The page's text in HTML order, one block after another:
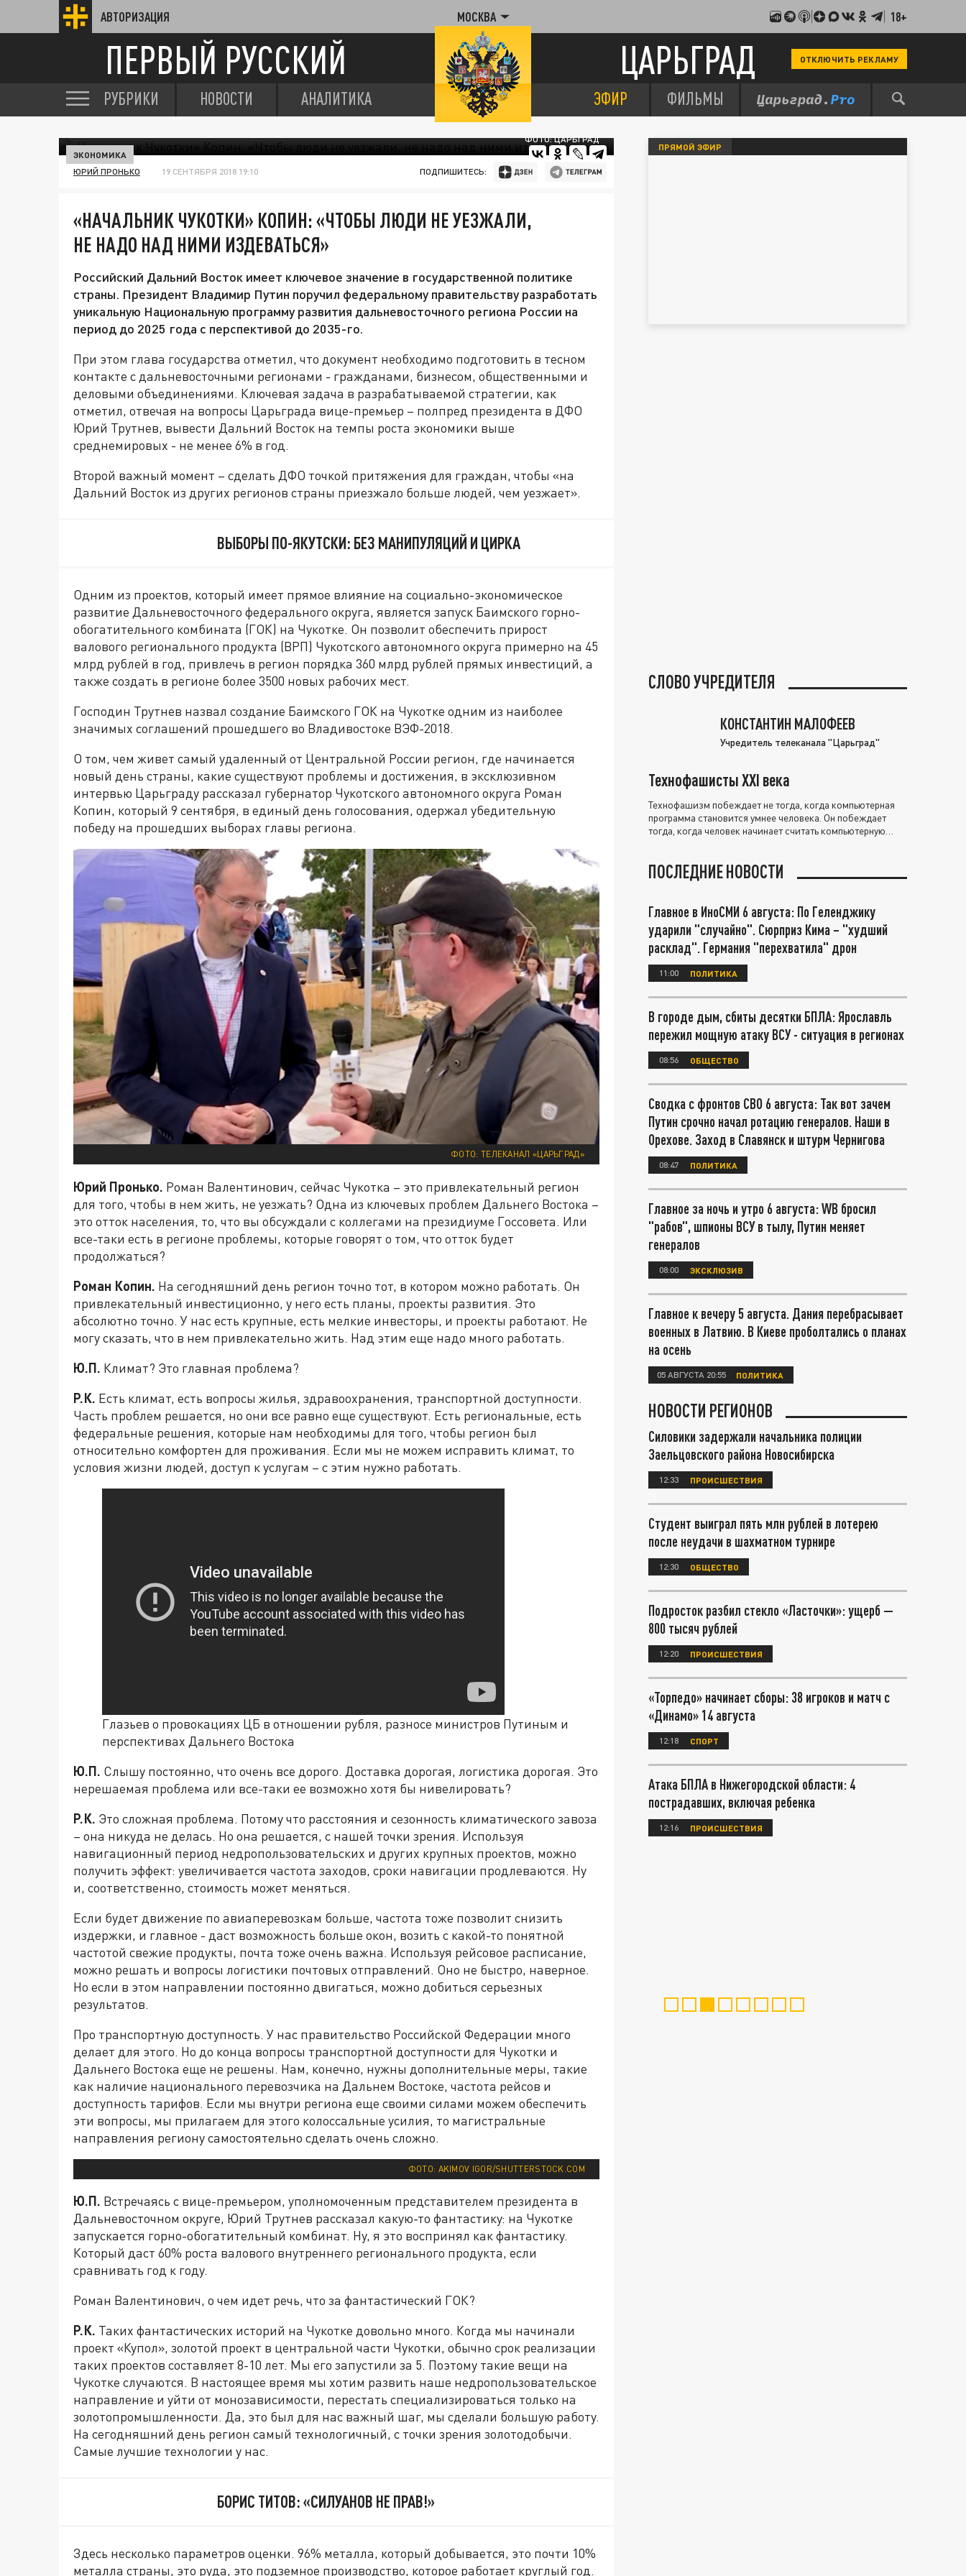
АВТОРИЗАЦИЯ МОСКВА 18+
ПЕРВЫЙ РУССКИЙ ЦАРЬГРАД ОТКЛЮЧИТЬ РЕКЛАМУ
РУБРИКИ НОВОСТИ АНАЛИТИКА ЭФИР ФИЛЬМЫ
ФОТО: ЦАРЬГРАД
ЭКОНОМИКА
ЮРИЙ ПРОНЬКО 19 СЕНТЯБРЯ 2018 19:10 ПОДПИШИТЕСЬ:
«НАЧАЛЬНИК ЧУКОТКИ» КОПИН: «ЧТОБЫ ЛЮДИ НЕ УЕЗЖАЛИ,
НЕ НАДО НАД НИМИ ИЗДЕВАТЬСЯ»
Российский Дальний Восток имеет ключевое значение в государственной политике
страны. Президент Владимир Путин поручил федеральному правительству разработать
уникальную Национальную программу развития дальневосточного региона России на
период до 2025 года с перспективой до 2035-го.
При этом глава государства отметил, что документ необходимо подготовить в тесном
контакте с дальневосточными регионами - гражданами, бизнесом, общественными и
деловыми объединениями. Ключевая задача в разрабатываемой стратегии, как
отметил, отвечая на вопросы Царьграда вице-премьер – полпред президента в ДФО
Юрий Трутнев, вывести Дальний Восток на темпы роста экономики выше
среднемировых - не менее 6% в год.
Второй важный момент – сделать ДФО точкой притяжения для граждан, чтобы «на
Дальний Восток из других регионов страны приезжало больше людей, чем уезжает».
ВЫБОРЫ ПО-ЯКУТСКИ: БЕЗ МАНИПУЛЯЦИЙ И ЦИРКА
Одним из проектов, который имеет прямое влияние на социально-экономическое
развитие Дальневосточного федерального округа, является запуск Баимского горно-
обогатительного комбината (ГОК) на Чукотке. Он позволит обеспечить прирост
валового регионального продукта (ВРП) Чукотского автономного округа примерно на 45
млрд рублей в год, привлечь в регион порядка 360 млрд рублей прямых инвестиций, а
также создать в регионе более 3500 новых рабочих мест.
Господин Трутнев назвал создание Баимского ГОК на Чукотке одним из наиболее
значимых соглашений прошедшего во Владивостоке ВЭФ-2018.
О том, чем живет самый удаленный от Центральной России регион, где начинается
новый день страны, какие существуют проблемы и достижения, в эксклюзивном
интервью Царьграду рассказал губернатор Чукотского автономного округа Роман
Копин, который 9 сентября, в единый день голосования, одержал убедительную
победу на прошедших выборах главы региона.
ФОТО: ТЕЛЕКАНАЛ «ЦАРЬГРАД»
Юрий Пронько. Роман Валентинович, сейчас Чукотка – это привлекательный регион
для того, чтобы в нем жить, не уезжать? Одна из ключевых проблем Дальнего Востока –
это отток населения, то, что вы обсуждали с коллегами на президиуме Госсовета. Или
все-таки есть в регионе проблемы, которые говорят о том, что отток будет
продолжаться?
Роман Копин. На сегодняшний день регион точно тот, в котором можно работать. Он
привлекательный инвестиционно, у него есть планы, проекты развития. Это
абсолютно точно. У нас есть крупные, есть мелкие инвесторы, и проекты работают. Не
могу сказать, что в нем привлекательно жить. Над этим еще надо много работать.
Ю.П. Климат? Это главная проблема?
Р.К. Есть климат, есть вопросы жилья, здравоохранения, транспортной доступности.
Часть проблем решается, но они все равно еще существуют. Есть региональные, есть
федеральные решения, которые нам необходимы для того, чтобы регион был
относительно комфортен для проживания. Если мы не можем исправить климат, то
условия жизни людей, доступ к услугам – с этим нужно работать.
Глазьев о провокациях ЦБ в отношении рубля, разносе министров Путиным и
перспективах Дальнего Востока
Ю.П. Слышу постоянно, что очень все дорого. Доставка дорогая, логистика дорогая. Это
нерешаемая проблема или все-таки ее возможно хотя бы нивелировать?
Р.К. Это сложная проблема. Потому что расстояния и сезонность климатического завоза
– она никуда не делась. Но она решается, с нашей точки зрения. Используя
навигационный период недропользовательских и других крупных проектов, можно
получить эффект: увеличивается частота заходов, сроки навигации продлеваются. Ну
и, соответственно, стоимость может меняться.
Если будет движение по авиаперевозкам больше, частота тоже позволит снизить
издержки, и главное - даст возможность больше окон, возить с какой-то понятной
частотой свежие продукты, почта тоже очень важна. Используя рейсовое расписание,
можно решать и вопросы логистики почтовых отправлений. Оно не быстро, наверное.
Но если в этом направлении постоянно двигаться, можно добиться серьезных
результатов.
Про транспортную доступность. У нас правительство Российской Федерации много
делает для этого. Но до конца вопросы транспортной доступности для Чукотки и
Дальнего Востока еще не решены. Нам, конечно, нужны дополнительные меры, такие
как наличие национального перевозчика на Дальнем Востоке, частота рейсов и
доступность тарифов. Если мы внутри региона еще своими силами можем обеспечить
эти вопросы, мы прилагаем для этого колоссальные усилия, то магистральные
направления региону самостоятельно сделать очень сложно.
ФОТО: AKIMOV IGOR/SHUTTERSTOCK.COM
Ю.П. Встречаясь с вице-премьером, уполномоченным представителем президента в
Дальневосточном округе, Юрий Трутнев рассказал какую-то фантастику: на Чукотке
запускается горно-обогатительный комбинат. Ну, я это воспринял как фантастику.
Который даст 60% роста валового внутреннего регионального продукта, если
сравнивать год к году.
Роман Валентинович, о чем идет речь, что за фантастический ГОК?
Р.К. Таких фантастических историй на Чукотке довольно много. Когда мы начинали
проект «Купол», золотой проект в центральной части Чукотки, обычно срок реализации
таких проектов составляет 8-10 лет. Мы его запустили за 5. Поэтому такие вещи на
Чукотке случаются. В настоящее время мы хотим развить наше недропользовательское
направление и уйти от монозависимости, перестать специализироваться только на
золотопромышленности. Да, это был для нас важный шаг, мы сделали большую работу.
На сегодняшний день регион самый технологичный, с точки зрения золотодобычи.
Самые лучшие технологии у нас.
БОРИС ТИТОВ: «СИЛУАНОВ НЕ ПРАВ!»
Здесь несколько параметров оценки. 96% металла, который добывается, это почти 10%
металла страны, это руда, это подземное производство, которое работает круглый год.
ПРЯМОЙ ЭФИР
СЛОВО УЧРЕДИТЕЛЯ
КОНСТАНТИН МАЛОФЕЕВ
Учредитель телеканала "Царьград"
Технофашисты XXI века
Технофашизм побеждает не тогда, когда компьютерная
программа становится умнее человека. Он побеждает
тогда, когда человек начинает считать компьютерную
ПОСЛЕДНИЕ НОВОСТИ
Главное в ИноСМИ 6 августа: По Геленджику
ударили "случайно". Сюрприз Кима – "худший
расклад". Германия "перехватила" дрон
11:00 ПОЛИТИКА
В городе дым, сбиты десятки БПЛА: Ярославль
пережил мощную атаку ВСУ - ситуация в регионах
08:56 ОБЩЕСТВО
Сводка с фронтов СВО 6 августа: Так вот зачем
Путин срочно начал ротацию генералов. Наши в
Орехове. Заход в Славянск и штурм Чернигова
08:47 ПОЛИТИКА
Главное за ночь и утро 6 августа: WB бросил
"рабов", шпионы ВСУ в тылу, Путин меняет
генералов
08:00 ЭКСКЛЮЗИВ
Главное к вечеру 5 августа. Дания перебрасывает
военных в Латвию. В Киеве проболтались о планах
на осень
05 АВГУСТА 20:55 ПОЛИТИКА
НОВОСТИ РЕГИОНОВ
Силовики задержали начальника полиции
Заельцовского района Новосибирска
12:33 ПРОИСШЕСТВИЯ
Студент выиграл пять млн рублей в лотерею
после неудачи в шахматном турнире
12:30 ОБЩЕСТВО
Подросток разбил стекло «Ласточки»: ущерб —
800 тысяч рублей
12:20 ПРОИСШЕСТВИЯ
«Торпедо» начинает сборы: 38 игроков и матч с
«Динамо» 14 августа
12:18 СПОРТ
Атака БПЛА в Нижегородской области: 4
пострадавших, включая ребенка
12:16 ПРОИСШЕСТВИЯ